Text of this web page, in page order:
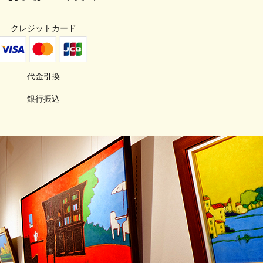
クレジットカード
代金引換
銀行振込